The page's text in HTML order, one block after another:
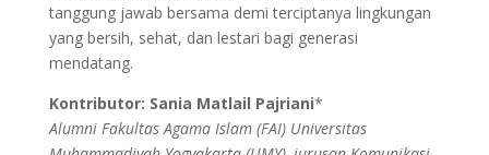
tanggung jawab bersama demi terciptanya lingkungan
yang bersih, sehat, dan lestari bagi generasi
mendatang.
Kontributor: Sania Matlail Pajriani*
Alumni Fakultas Agama Islam (FAI) Universitas